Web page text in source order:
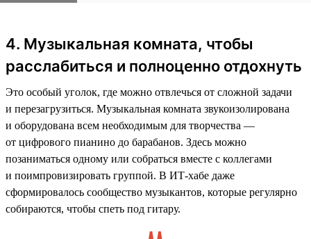
4. Музыкальная комната, чтобы
расслабиться и полноценно отдохнуть
Это особый уголок, где можно отвлечься от сложной задачи
и перезагрузиться. Музыкальная комната звукоизолирована
и оборудована всем необходимым для творчества —
от цифрового пианино до барабанов. Здесь можно
позаниматься одному или собраться вместе с коллегами
и поимпровизировать группой. В ИТ-хабе даже
сформировалось сообщество музыкантов, которые регулярно
собираются, чтобы спеть под гитару.